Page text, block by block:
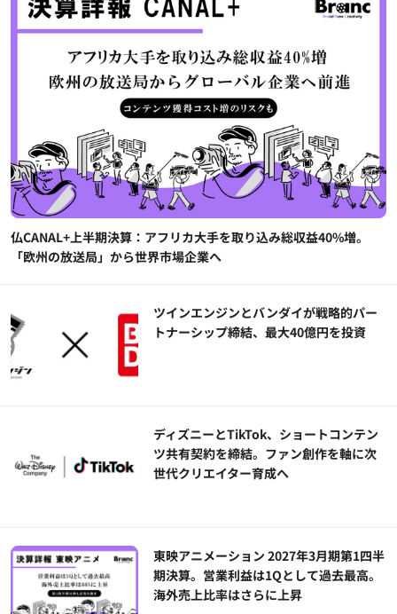
仏CANAL+上半期決算：アフリカ大手を取り込み総収益40%増。
「欧州の放送局」から世界市場企業へ
ツインエンジンとバンダイが戦略的パー
トナーシップ締結、最大40億円を投資
ディズニーとTikTok、ショートコンテン
ツ共有契約を締結。ファン創作を軸に次
世代クリエイター育成へ
東映アニメーション 2027年3月期第1四半
期決算。営業利益は1Qとして過去最高。
海外売上比率はさらに上昇